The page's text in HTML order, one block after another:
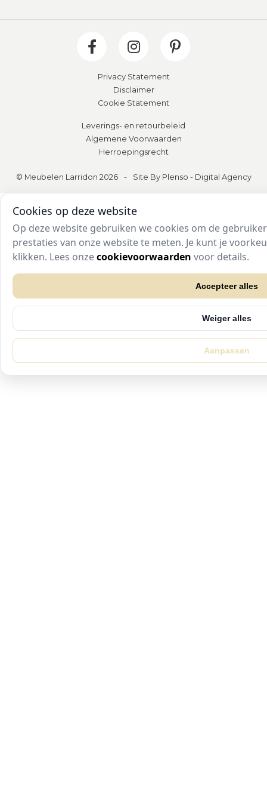
Privacy Statement
Disclaimer
Cookie Statement
Leverings- en retourbeleid
Algemene Voorwaarden
Herroepingsrecht
© Meubelen Larridon 2026 - Site By Plenso - Digital Agency
Cookies op deze website
Op deze website gebruiken we cookies om de
prestaties van onze website te meten. Je kunt je
klikken. Lees onzecookievoorwaarden voor details.
Accepteer alles
Weiger alles
Aanpassen